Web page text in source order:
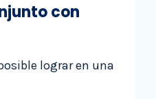
con
lograr en una